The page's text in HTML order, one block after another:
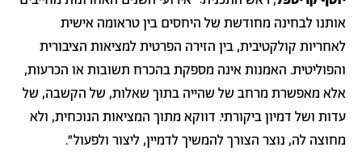
אותנו לבחינה מחודשת של היחסים בין טראומה אישית
לאחריות קולקטיבית, בין הזירה הפרטית למציאות הציבורית
והפוליטית. האמנות אינה מספקת בהכרח תשובות או הכרעות,
אלא מאפשרת מרחב של שהייה בתוך שאלות, של הקשבה, של
עדות ושל דמיון ביקורתי. דווקא מתוך המציאות הנוכחית, ולא
מחוצה לה, נוצר הצורך להמשיך לדמיין, ליצור ולפעול".